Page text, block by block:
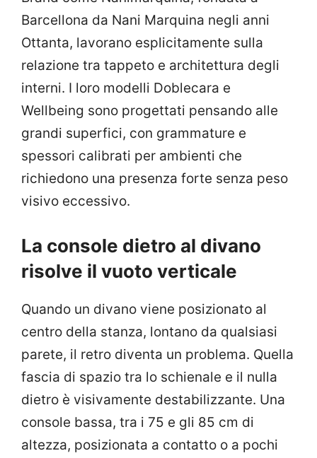
Barcellona da Nani Marquina negli anni
Ottanta, lavorano esplicitamente sulla
relazione tra tappeto e architettura degli
interni. I loro modelli Doblecara e
Wellbeing sono progettati pensando alle
grandi superfici, con grammature e
spessori calibrati per ambienti che
richiedono una presenza forte senza peso
visivo eccessivo.
La console dietro al divano
risolve il vuoto verticale
Quando un divano viene posizionato al
centro della stanza, lontano da qualsiasi
parete, il retro diventa un problema. Quella
fascia di spazio tra lo schienale e il nulla
dietro è visivamente destabilizzante. Una
console bassa, tra i 75 e gli 85 cm di
altezza, posizionata a contatto o a pochi